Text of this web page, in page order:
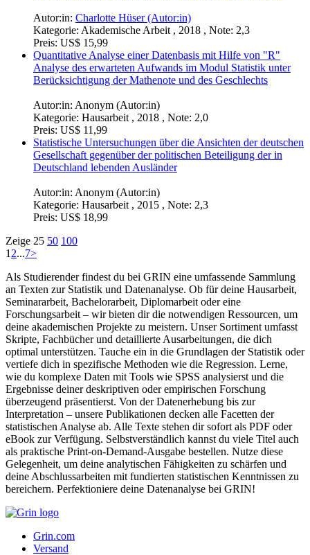
Autor:in: Charlotte Hüser (Autor:in)
Kategorie: Akademische Arbeit , 2018 , Note: 2,3
Preis: US$ 15,99
Quantitative Analyse einer Datenbasis mit Hilfe von "R"
Analyse des erwarteten Aufwands im Modul Statistik unter
Berücksichtigung der Mathenote und des Geschlechts
Autor:in: Anonym (Autor:in)
Kategorie: Hausarbeit , 2018 , Note: 2,0
Preis: US$ 11,99
Statistische Untersuchungen über die Ansichten der deutschen
Gesellschaft gegenüber der politischen Beteiligung der in
Deutschland lebenden Ausländer
Autor:in: Anonym (Autor:in)
Kategorie: Hausarbeit , 2015 , Note: 2,3
Preis: US$ 18,99
Zeige 25 50 100
1 2...7>
Als Studierender findest du bei GRIN eine umfassende Sammlung
an Texten zur Statistik und Datenanalyse. Ob für deine Hausarbeit,
Seminararbeit, Bachelorarbeit, Diplomarbeit oder eine
Forschungsarbeit – wir bieten dir die notwendigen Ressourcen, um
deine akademischen Projekte zu meistern. Unser Sortiment umfasst
Skripte, Fachbücher und detaillierte Ausarbeitungen, die dich
optimal unterstützen. Tauche ein in die Grundlagen der Statistik oder
vertiefe dich in spezifische Methoden wie die Regression. Lerne,
wie du komplexe Daten mit Tools wie SPSS analysierst und die
Ergebnisse deiner deskriptiven oder empirischen Forschung
überzeugend präsentierst. Von der Datenerhebung bis zur
Interpretation – unsere Publikationen decken alle Facetten der
statistischen Analyse ab. Alle Texte stehen dir sofort als PDF oder
eBook zur Verfügung. Selbstverständlich kannst du viele Titel auch
als praktische Print-on-Demand-Ausgabe bestellen. Nutze diese
Gelegenheit, um deine analytischen Fähigkeiten zu schärfen und
deine Abschlussarbeiten mit fundierten statistischen Kenntnissen zu
bereichern. Perfektioniere deine Datenanalyse bei GRIN!
Grin.com
Versand